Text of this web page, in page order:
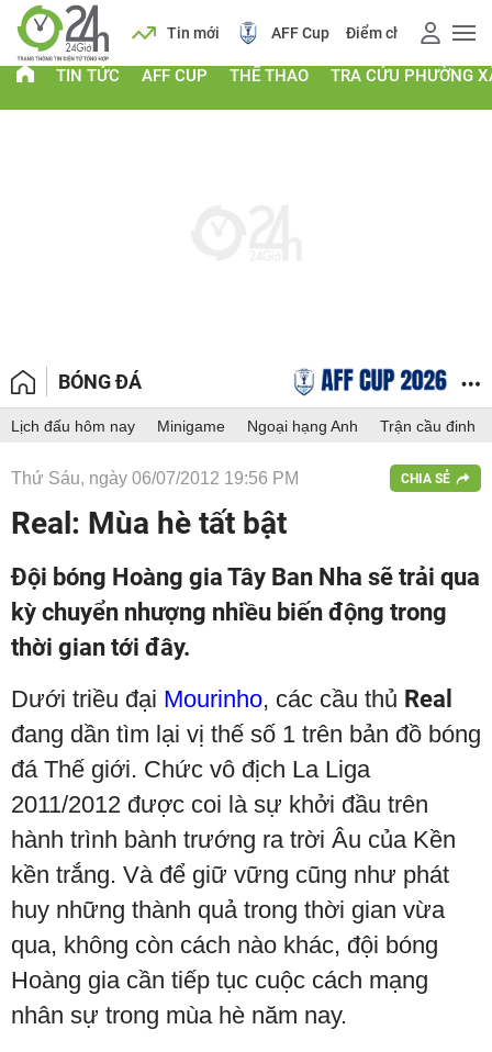
Lịch Tin mới AFF Cup Điểm chuẩn 2026
TIN TỨC AFF CUP THỂ THAO TRA CỨU PHƯỜNG
BÓNG ĐÁ
Lịch đấu hôm nay Minigame Ngoại hạng Anh Trận cầu đinh
Thứ Sáu, ngày 06/07/2012 19:56 PM CHIA SẺ
Real: Mùa hè tất bật
Đội bóng Hoàng gia Tây Ban Nha sẽ trải qua
kỳ chuyển nhượng nhiều biến động trong
thời gian tới đây.
Dưới triều đại Mourinho, các cầu thủ Real
đang dần tìm lại vị thế số 1 trên bản đồ bóng
đá Thế giới. Chức vô địch La Liga
2011/2012 được coi là sự khởi đầu trên
hành trình bành trướng ra trời Âu của Kền
kền trắng. Và để giữ vững cũng như phát
huy những thành quả trong thời gian vừa
qua, không còn cách nào khác, đội bóng
Hoàng gia cần tiếp tục cuộc cách mạng
nhân sự trong mùa hè năm nay.